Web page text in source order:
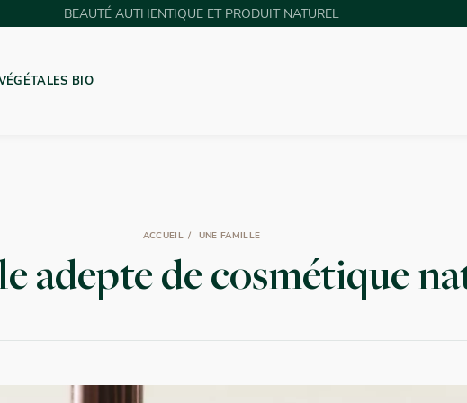
BEAUTÉ AUTHENTIQUE ET PRODUIT NATUREL
BIO
ACCUEIL UNE FAMILLE
adepte de cosmétique